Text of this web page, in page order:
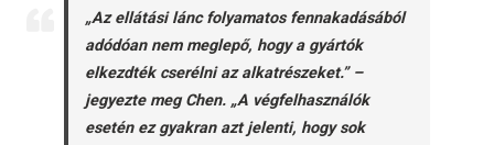
„Az ellátási lánc folyamatos fennakadásából
adódóan nem meglepő, hogy a gyártók
elkezdték cserélni az alkatrészeket.” –
jegyezte meg Chen. „A végfelhasználók
esetén ez gyakran azt jelenti, hogy sok